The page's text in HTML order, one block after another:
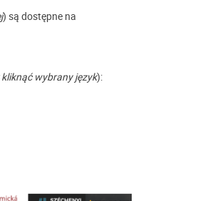
) są dostępne na
wybrany język):